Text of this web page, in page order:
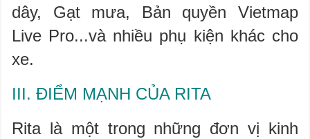
dây, Gạt mưa, Bản quyền Vietmap
Live Pro...và nhiều phụ kiện khác cho
xe.
III. ĐIỂM MẠNH CỦA RITA
Rita là một trong những đơn vị kinh